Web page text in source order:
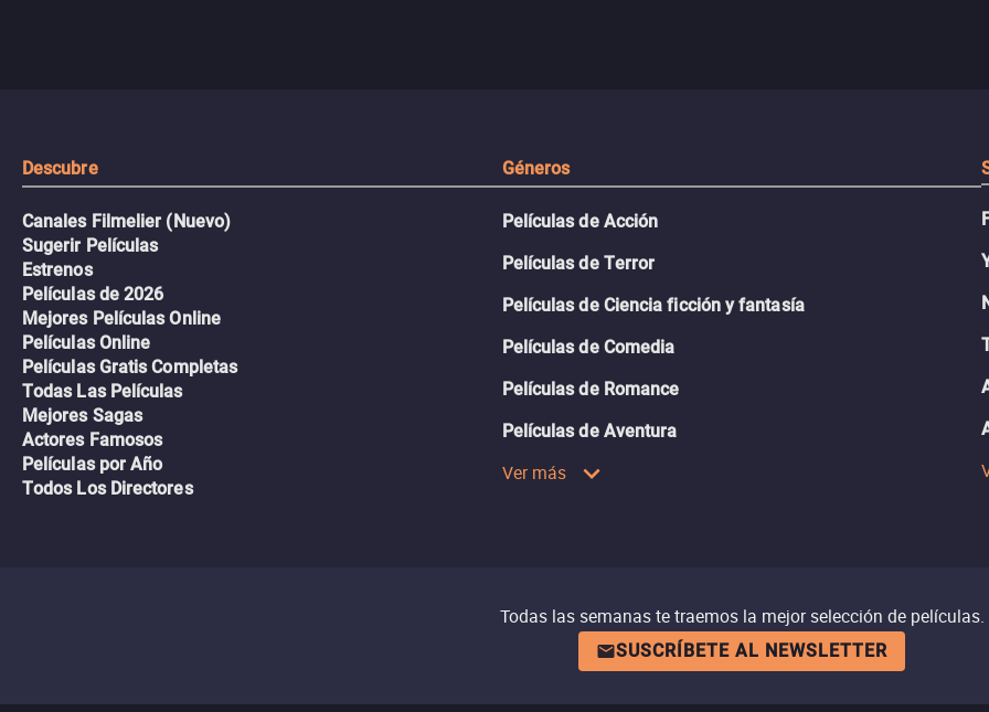
Descubre
Canales Filmelier (Nuevo)
Sugerir Películas
Estrenos
Películas de 2026
Mejores Películas Online
Películas Online
Películas Gratis Completas
Todas Las Películas
Mejores Sagas
Actores Famosos
Películas por Año
Todos Los Directores
Géneros
Películas de Acción
Películas de Terror
Películas de Ciencia ficción y fantasía
Películas de Comedia
Películas de Romance
Películas de Aventura
Ver más
Todas las semanas te traemos la mejor selección de películas.
SUSCRÍBETE AL NEWSLETTER